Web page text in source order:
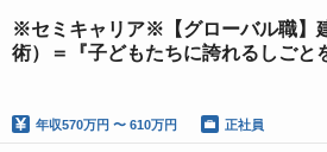
※セミキャリア※【グローバル職】
術）＝『子どもたちに誇れるしごと
年収570万円 〜 610万円 正社員